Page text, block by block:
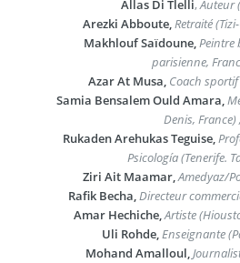
Allas Di Tlelli,Auteur
Arezki Abboute,Retraité
Makhlouf Saïdoune,Peintre
parisienne,
Azar At Musa, Coach sportif
Samia Bensalem Ould Amara,
Denis, France)
Rukaden Arehukas Teguise,
Psicología (Tenerife.
Ziri Ait Maamar,Amedyaz/
Rafik Becha,Directeur
Amar Hechiche,Artiste
Uli Rohde,Enseignante
Mohand Amalloul,